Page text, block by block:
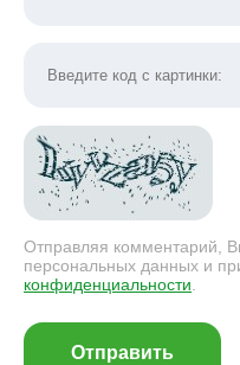
Отправляя комментарий,
персональных данных и
конфиденциальности.
Отправить